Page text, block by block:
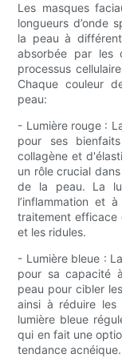
Les masques
longueurs d’onde
la peau à
absorbée par les
processus
Chaque couleur
peau:
- Lumière rouge :
pour ses
collagène et
un rôle crucial
de la peau. La
l’inflammation et
traitement efficace
et les ridules.
- Lumière bleue :
pour sa capacité
peau pour cibler
ainsi à réduire les
lumière bleue
qui en fait une
tendance acnéique.